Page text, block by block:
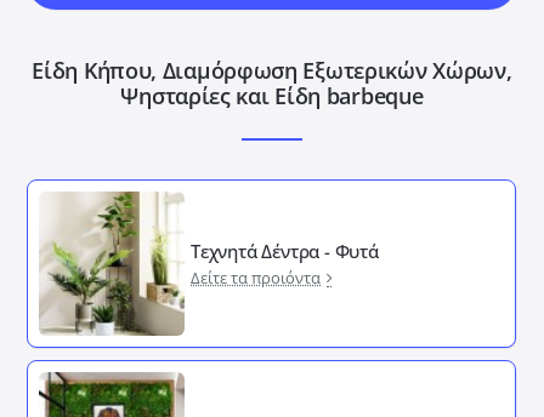
Είδη Κήπου, Διαμόρφωση Εξωτερικών Xώρων,
Ψησταρίες και Είδη barbeque
Τεχνητά Δέντρα - Φυτά
Δείτε τα προιόντα